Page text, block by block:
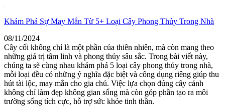
Khám Phá Sự May Mắn Từ 5+ Loại Cây Phong Thủy Trong Nhà
08/11/2024
Cây cối không chỉ là một phần của thiên nhiên, mà còn mang theo
những giá trị tâm linh và phong thủy sâu sắc. Trong bài viết này,
chúng ta sẽ cùng nhau khám phá 5 loại cây phong thủy trong nhà,
mỗi loại đều có những ý nghĩa đặc biệt và công dụng riêng giúp thu
hút tài lộc, may mắn cho gia chủ. Việc lựa chọn đúng cây cảnh
không chỉ làm đẹp không gian sống mà còn góp phần tạo ra môi
trường sống tích cực, hỗ trợ sức khỏe tinh thần.